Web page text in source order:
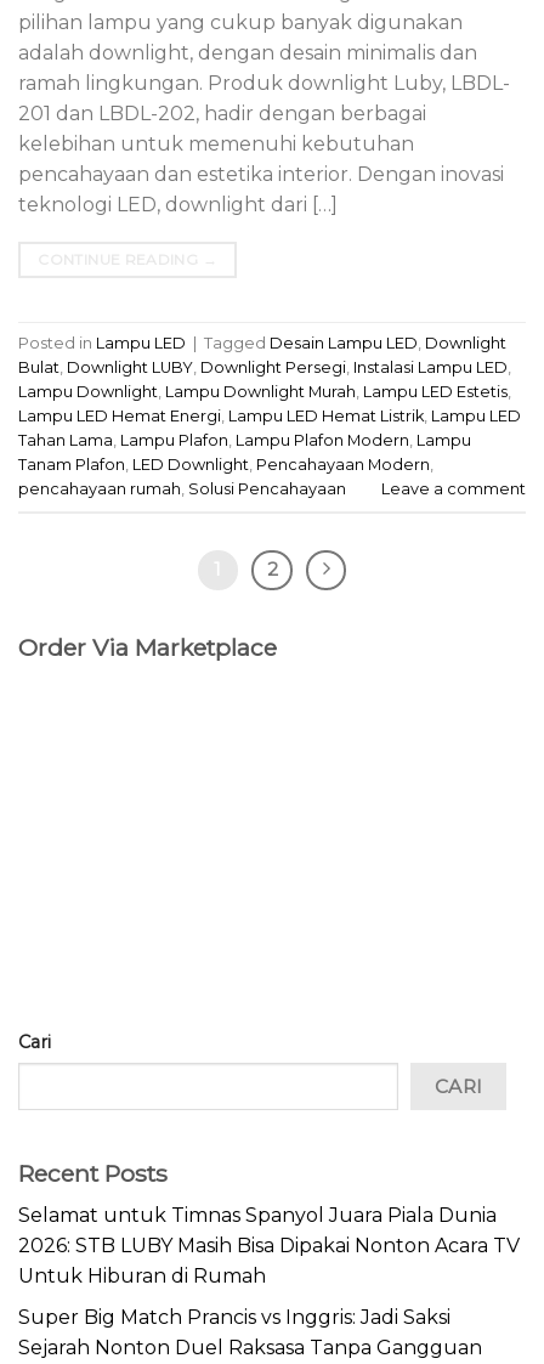
pilihan lampu yang cukup banyak digunakan
adalah downlight, dengan desain minimalis dan
ramah lingkungan. Produk downlight Luby, LBDL-
201 dan LBDL-202, hadir dengan berbagai
kelebihan untuk memenuhi kebutuhan
pencahayaan dan estetika interior. Dengan inovasi
teknologi LED, downlight dari […]
Posted in Lampu LED Tagged Desain Lampu LED Downlight
Bulat Downlight LUBY Downlight Persegi Instalasi Lampu LED
Lampu Downlight Lampu Downlight Murah Lampu LED Estetis
Lampu LED Hemat Energi Lampu LED Hemat Listrik Lampu LED
Tahan Lama Lampu Plafon Lampu Plafon Modern Lampu
Tanam Plafon LED Downlight Pencahayaan Modern
pencahayaan rumah Solusi Pencahayaan Leave a comment
2
Order Via Marketplace
Cari
CARI
Recent Posts
Selamat untuk Timnas Spanyol Juara Piala Dunia
2026: STB LUBY Masih Bisa Dipakai Nonton Acara TV
Untuk Hiburan di Rumah
Super Big Match Prancis vs Inggris: Jadi Saksi
Sejarah Nonton Duel Raksasa Tanpa Gangguan